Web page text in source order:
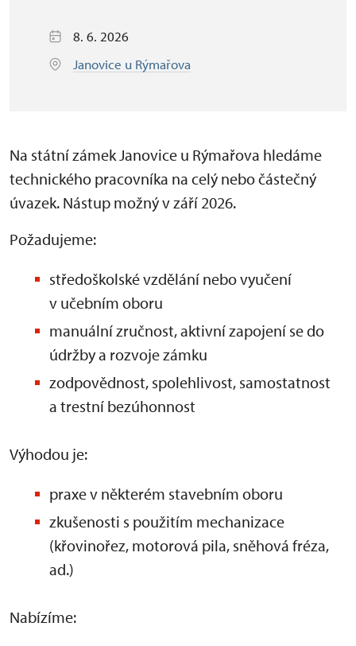
8. 6. 2026
Janovice u Rýmařova
Na státní zámek Janovice u Rýmařova hledáme
technického pracovníka na celý nebo částečný
úvazek. Nástup možný v září 2026.
Požadujeme:
středoškolské vzdělání nebo vyučení
v učebním oboru
manuální zručnost, aktivní zapojení se do
údržby a rozvoje zámku
zodpovědnost, spolehlivost, samostatnost
a trestní bezúhonnost
Výhodou je:
praxe v některém stavebním oboru
zkušenosti s použitím mechanizace
(křovinořez, motorová pila, sněhová fréza,
ad.)
Nabízíme: